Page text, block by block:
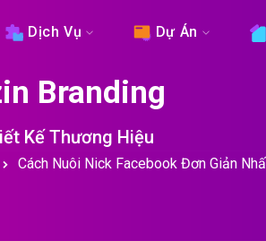
Dịch Vụ Dự Án
Branding
Kế Thương Hiệu
Cách Nuôi Nick Facebook Đơn Giản